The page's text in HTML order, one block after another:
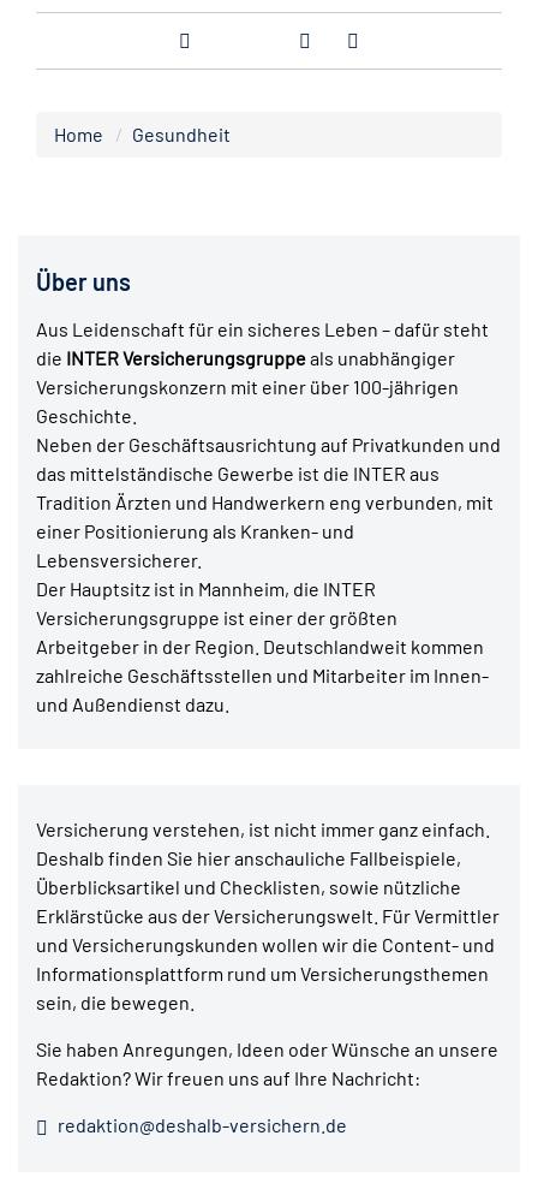
Home Gesundheit
Über uns
Aus Leidenschaft für ein sicheres Leben – dafür steht
die INTER Versicherungsgruppeals unabhängiger
Versicherungskonzern mit einer über 100-jährigen
Geschichte.
Neben der Geschäftsausrichtung auf Privatkunden und
das mittelständische Gewerbe ist die INTER aus
Tradition Ärzten und Handwerkern eng verbunden, mit
einer Positionierung als Kranken- und
Lebensversicherer.
Der Hauptsitz ist in Mannheim, die INTER
Versicherungsgruppe ist einer der größten
Arbeitgeber in der Region. Deutschlandweit kommen
zahlreiche Geschäftsstellen und Mitarbeiter im Innen-
und Außendienst dazu.
Versicherung verstehen, ist nicht immer ganz einfach.
Deshalb finden Sie hier anschauliche Fallbeispiele,
Überblicksartikel und Checklisten, sowie nützliche
Erklärstücke aus der Versicherungswelt. Für Vermittler
und Versicherungskunden wollen wir die Content- und
Informationsplattform rund um Versicherungsthemen
sein, die bewegen.
Sie haben Anregungen, Ideen oder Wünsche an unsere
Redaktion? Wir freuen uns auf Ihre Nachricht:
redaktion@deshalb-versichern.de